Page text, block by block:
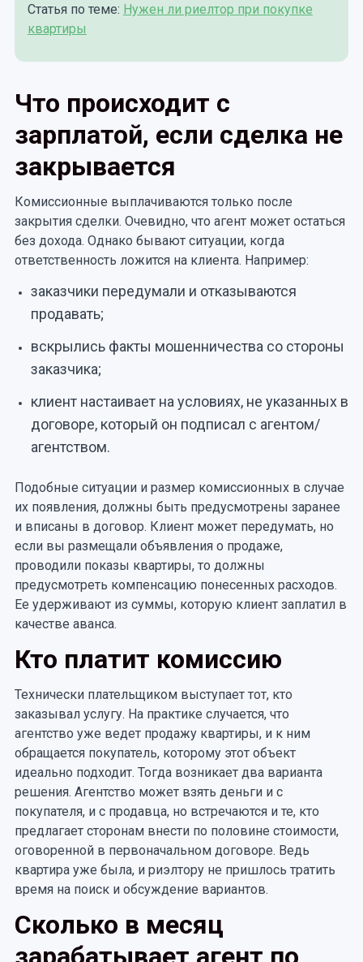
Статья по теме: Нужен ли риелтор при покупке
квартиры
Что происходит с
зарплатой, если сделка не
закрывается
Комиссионные выплачиваются только после
закрытия сделки. Очевидно, что агент может остаться
без дохода. Однако бывают ситуации, когда
ответственность ложится на клиента. Например:
заказчики передумали и отказываются
продавать;
вскрылись факты мошенничества со стороны
заказчика;
клиент настаивает на условиях, не указанных в
договоре, который он подписал с агентом/
агентством.
Подобные ситуации и размер комиссионных в случае
их появления, должны быть предусмотрены заранее
и вписаны в договор. Клиент может передумать, но
если вы размещали объявления о продаже,
проводили показы квартиры, то должны
предусмотреть компенсацию понесенных расходов.
Ее удерживают из суммы, которую клиент заплатил в
качестве аванса.
Кто платит комиссию
Технически плательщиком выступает тот, кто
заказывал услугу. На практике случается, что
агентство уже ведет продажу квартиры, и к ним
обращается покупатель, которому этот объект
идеально подходит. Тогда возникает два варианта
решения. Агентство может взять деньги и с
покупателя, и с продавца, но встречаются и те, кто
предлагает сторонам внести по половине стоимости,
оговоренной в первоначальном договоре. Ведь
квартира уже была, и риэлтору не пришлось тратить
время на поиск и обсуждение вариантов.
Сколько в месяц